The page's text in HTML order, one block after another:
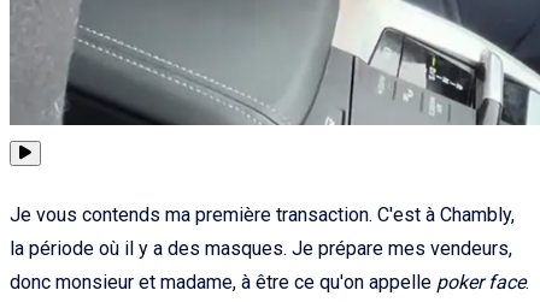
Je vous contends ma première transaction. C'est à Chambly,
la période où il y a des masques. Je prépare mes vendeurs,
donc monsieur et madame, à être ce qu'on appelle poker face.